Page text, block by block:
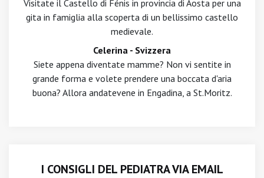
Visitate il Castello di Fénis in provincia di Aosta per una
gita in famiglia alla scoperta di un bellissimo castello
medievale.
Celerina - Svizzera
Siete appena diventate mamme? Non vi sentite in
grande forma e volete prendere una boccata d'aria
buona? Allora andatevene in Engadina, a St.Moritz.
I CONSIGLI DEL PEDIATRA VIA EMAIL